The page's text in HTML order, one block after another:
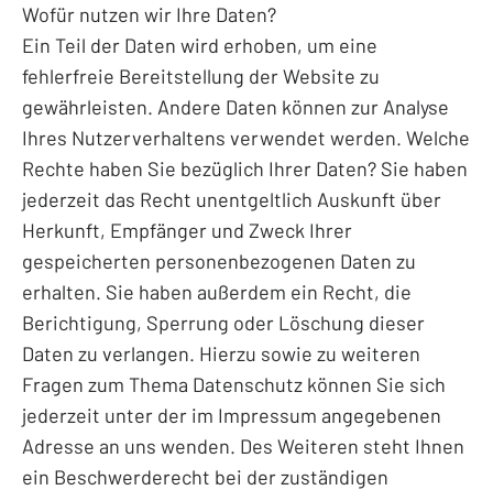
Wofür nutzen wir Ihre Daten?
Ein Teil der Daten wird erhoben, um eine
fehlerfreie Bereitstellung der Website zu
gewährleisten. Andere Daten können zur Analyse
Ihres Nutzerverhaltens verwendet werden. Welche
Rechte haben Sie bezüglich Ihrer Daten? Sie haben
jederzeit das Recht unentgeltlich Auskunft über
Herkunft, Empfänger und Zweck Ihrer
gespeicherten personenbezogenen Daten zu
erhalten. Sie haben außerdem ein Recht, die
Berichtigung, Sperrung oder Löschung dieser
Daten zu verlangen. Hierzu sowie zu weiteren
Fragen zum Thema Datenschutz können Sie sich
jederzeit unter der im Impressum angegebenen
Adresse an uns wenden. Des Weiteren steht Ihnen
ein Beschwerderecht bei der zuständigen